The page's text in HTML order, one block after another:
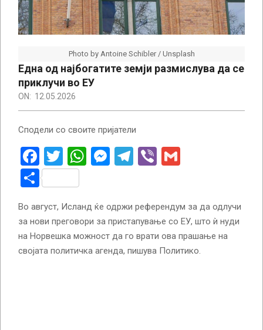
Photo by Antoine Schibler / Unsplash
Една од најбогатите земји размислува да се
приклучи во ЕУ
ON: 12.05.2026
Сподели со своите пријатели
Facebook
Twitter
WhatsApp
Messenger
Telegram
Viber
Share
Во август, Исланд ќе одржи референдум за да одлучи
за нови преговори за пристапување со ЕУ, што ѝ нуди
на Норвешка можност да го врати ова прашање на
својата политичка агенда, пишува Политико.